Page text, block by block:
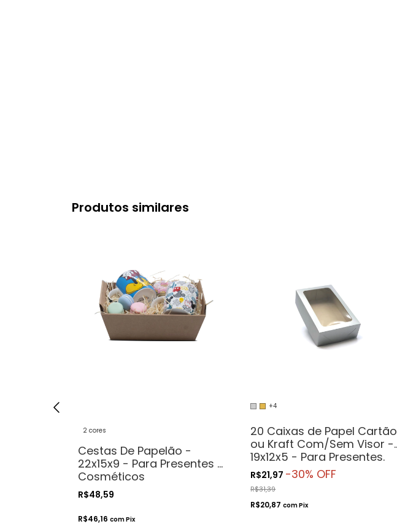
Produtos similares
2 cores
Cestas De Papelão -
22x15x9 - Para Presentes e
Cosméticos
R$48,59
R$46,16 comPix
+4
20 Caixas de Papel Cartão
ou Kraft Com/Sem Visor -
19x12x5 - Para Presentes.
Cosméticos ou
Artesanatos
R$21,97 -30% OFF
R$31,39
R$20,87comPix